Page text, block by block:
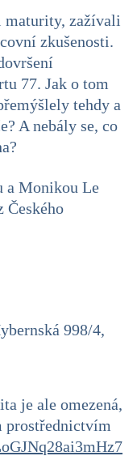
maturity, zažívali
zkušenosti.
77. Jak o tom
tehdy a
A nebály se, co
a Monikou Le
Českého
998/4,
je ale omezená,
prostřednictvím